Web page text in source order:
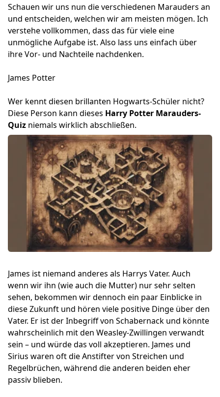
Schauen wir uns nun die verschiedenen Marauders an
und entscheiden, welchen wir am meisten mögen. Ich
verstehe vollkommen, dass das für viele eine
unmögliche Aufgabe ist. Also lass uns einfach über
ihre Vor- und Nachteile nachdenken.
James Potter
Wer kennt diesen brillanten Hogwarts-Schüler nicht?
Diese Person kann dieses Harry Potter Marauders-
Quiz niemals wirklich abschließen.
James ist niemand anderes als Harrys Vater. Auch
wenn wir ihn (wie auch die Mutter) nur sehr selten
sehen, bekommen wir dennoch ein paar Einblicke in
diese Zukunft und hören viele positive Dinge über den
Vater. Er ist der Inbegriff von Schabernack und könnte
wahrscheinlich mit den Weasley-Zwillingen verwandt
sein – und würde das voll akzeptieren. James und
Sirius waren oft die Anstifter von Streichen und
Regelbrüchen, während die anderen beiden eher
passiv blieben.